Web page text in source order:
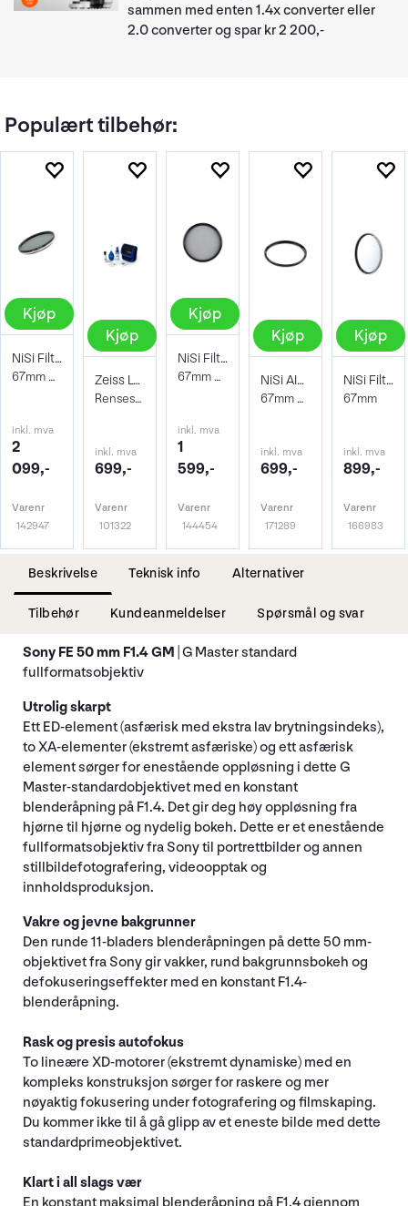
sammen med enten 1.4x converter eller
2.0 converter og spar kr 2 200,-
Populært tilbehør:
Kjøp
NiSi Filter ND-Vario 1-5 stops TrueColor
67mm Pro Nano 1-5stops Variable ND
inkl. mva
2
099,-
Varenr
142947
Kjøp
Zeiss Lens Cleaning Kit
Rensesett for objektiv og kamera
inkl. mva
699,-
Varenr
101322
Kjøp
NiSi Filter Circ Polarizer True Color 67
67mm Pro Nano Pola Filter
inkl. mva
1
599,-
Varenr
144454
Kjøp
NiSi AIR Protector Filter 67mm
67mm Beskyttelsesfilter
inkl. mva
699,-
Varenr
171289
Kjøp
NiSi Filter Pro Nano AIR UV 67mm
67mm
inkl. mva
899,-
Varenr
166983
Beskrivelse Teknisk info Alternativer
Tilbehør Kundeanmeldelser Spørsmål og svar
Sony FE 50 mm F1.4 GM | G Master standard
fullformatsobjektiv
Utrolig skarpt
Ett ED-element (asfærisk med ekstra lav brytningsindeks),
to XA-elementer (ekstremt asfæriske) og ett asfærisk
element sørger for enestående oppløsning i dette G
Master-standardobjektivet med en konstant
blenderåpning på F1.4. Det gir deg høy oppløsning fra
hjørne til hjørne og nydelig bokeh. Dette er et enestående
fullformatsobjektiv fra Sony til portrettbilder og annen
stillbildefotografering, videoopptak og
innholdsproduksjon.
Vakre og jevne bakgrunner
Den runde 11-bladers blenderåpningen på dette 50 mm-
objektivet fra Sony gir vakker, rund bakgrunnsbokeh og
defokuseringseffekter med en konstant F1.4-
blenderåpning.
Rask og presis autofokus
To lineære XD-motorer (ekstremt dynamiske) med en
kompleks konstruksjon sørger for raskere og mer
nøyaktig fokusering under fotografering og filmskaping.
Du kommer ikke til å gå glipp av et eneste bilde med dette
standardprimeobjektivet.
Klart i all slags vær